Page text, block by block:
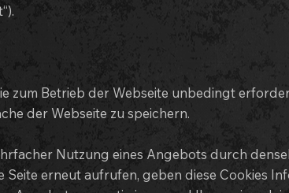
zum Betrieb der Webseite unbedingt
der Webseite zu speichern.
Nutzung eines Angebots durch
erneut aufrufen, geben diese Cookies